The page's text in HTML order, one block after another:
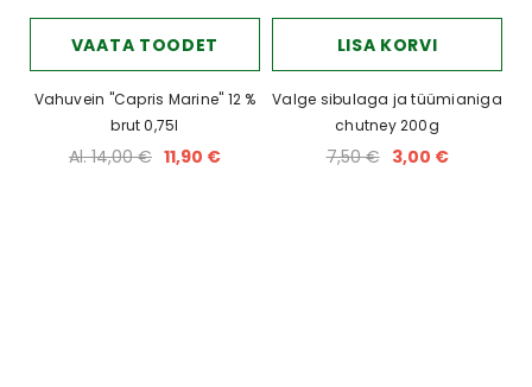
VAATA TOODET
Vahuvein "Capris Marine" 12 %
brut 0,75l
Al. 14,00 € 11,90 €
LISA KORVI
Valge sibulaga ja tüümianiga
chutney 200g
7,50 € 3,00 €